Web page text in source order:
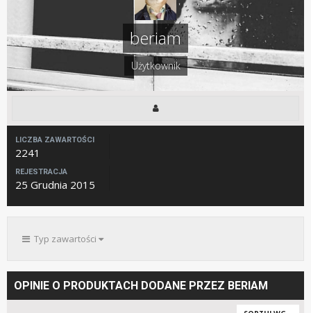
beriam
Użytkownik
LICZBA ZAWARTOŚCI
2241
REJESTRACJA
25 Grudnia 2015
Typ zawartości
OPINIE O PRODUKTACH DODANE PRZEZ BERIAM